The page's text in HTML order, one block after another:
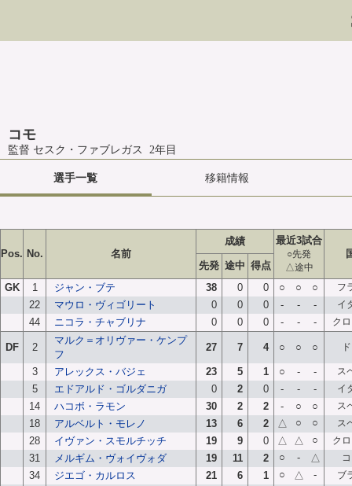
コモ
監督 セスク・ファブレガス 2年目
選手一覧 移籍情報
Pos. No. 名前
成績 最近3試合
○先発
△途中
先発 途中 得点
GK
1 ジャン・ブテ 38 0 0 ○ ○ ○ フ
22 マウロ・ヴィゴリート 0 0 0 - - - イ
44 ニコラ・チャブリナ 0 0 0 - - - ク
DF 2
マルク＝オリヴァー・ケンプ
フ
27 7 4 ○ ○ ○
3 アレックス・バジェ 23 5 1 ○ - - ス
5 エドアルド・ゴルダニガ 0 2 0 - - - イ
14 ハコボ・ラモン 30 2 2 - ○ ○ ス
18 アルベルト・モレノ 13 6 2 △ ○ ○ ス
28 イヴァン・スモルチッチ 19 9 0 △ △ ○ ク
31 メルギム・ヴォイヴォダ 19 11 2 ○ - △
34 ジエゴ・カルロス 21 6 1 ○ △ - ブ